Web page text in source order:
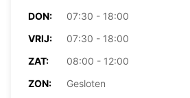
DON:
07:30 - 18:00
VRIJ:
07:30 - 18:00
ZAT:
08:00 - 12:00
ZON:
Gesloten